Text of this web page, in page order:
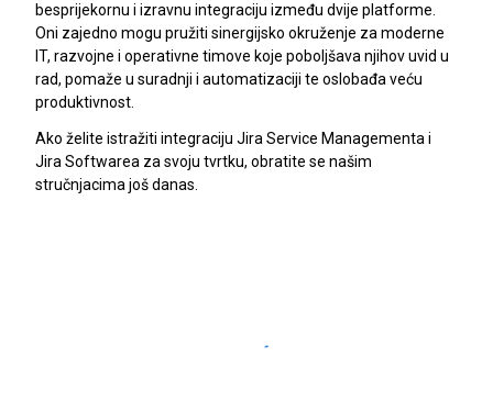
besprijekornu i izravnu integraciju između dvije platforme.
Oni zajedno mogu pružiti sinergijsko okruženje za moderne
IT, razvojne i operativne timove koje poboljšava njihov uvid u
rad, pomaže u suradnji i automatizaciji te oslobađa veću
produktivnost.
Ako želite istražiti integraciju Jira Service Managementa i
Jira Softwarea za svoju tvrtku, obratite se našim
stručnjacima još danas.